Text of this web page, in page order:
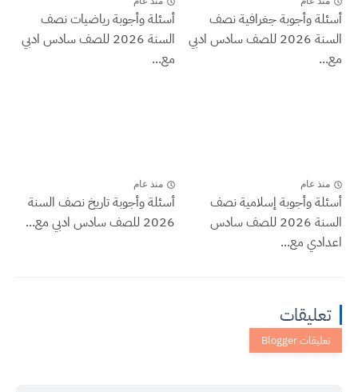
أسئلة وأجوبة جغرافية نصف
السنة 2026 للصف سادس ادبي
مع...
أسئلة وأجوبة رياضيات نصف
السنة 2026 للصف سادس ادبي
مع...
منذ عام
أسئلة وأجوبة إسلامية نصف
السنة 2026 للصف سادس
اعدادي مع...
منذ عام
أسئلة وأجوبة تاريخ نصف السنة
2026 للصف سادس ادبي مع...
تعليقات